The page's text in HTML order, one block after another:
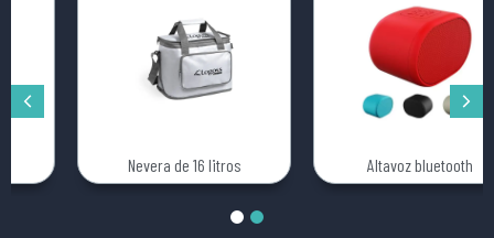
Nevera de 16 litros Altavoz bluetooth